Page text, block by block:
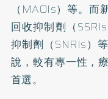
（MAOIs）等。而
回收抑制劑（
抑制劑（SNRIs）
說，較有專一性，
首選。